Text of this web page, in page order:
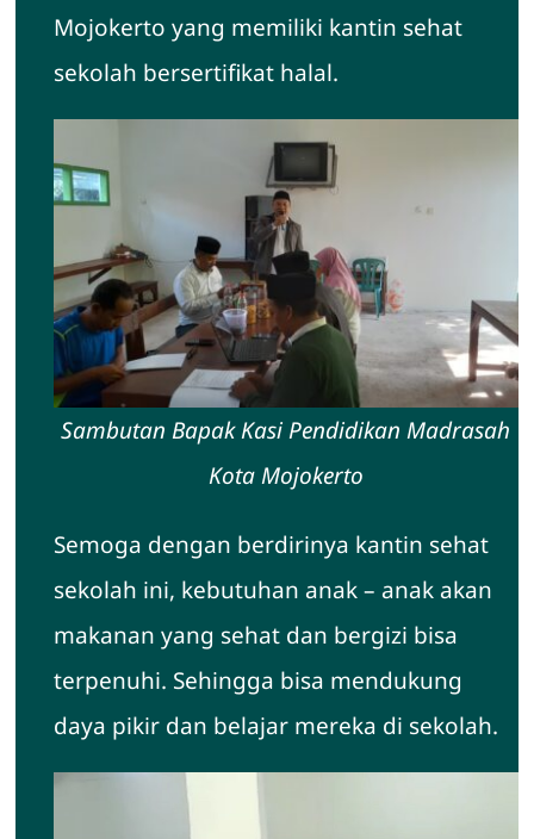
Mojokerto yang memiliki kantin sehat
sekolah bersertifikat halal.
Sambutan Bapak Kasi Pendidikan Madrasah
Kota Mojokerto
Semoga dengan berdirinya kantin sehat
sekolah ini, kebutuhan anak – anak akan
makanan yang sehat dan bergizi bisa
terpenuhi. Sehingga bisa mendukung
daya pikir dan belajar mereka di sekolah.